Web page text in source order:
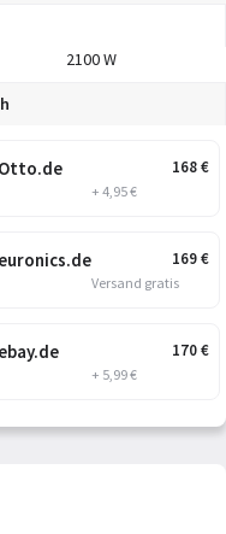
2100 W
168€
Otto.de
+ 4,95 €
169€
euronics.de
Versand gratis
170€
ebay.de
+ 5,99 €